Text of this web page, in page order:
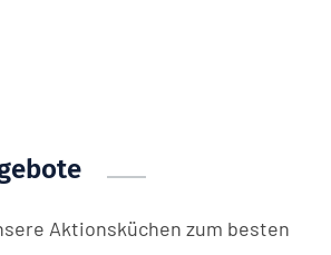
Aktionsküchen zum besten